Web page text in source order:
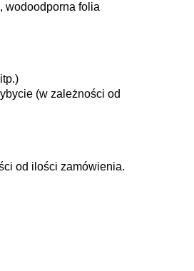
wodoodporna folia
(w zależności od
od ilości zamówienia.